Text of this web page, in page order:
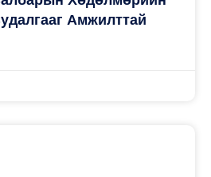
Амжилттай